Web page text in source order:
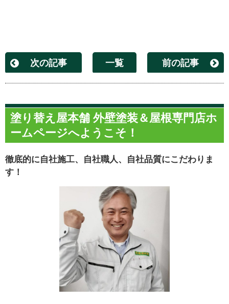
次の記事 一覧 前の記事
塗り替え屋本舗 外壁塗装＆屋根専門店ホ
ームページへようこそ！
徹底的に自社施工、自社職人、自社品質にこだわりま
す！